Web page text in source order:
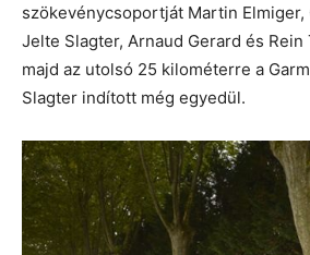
szökevénycsoportját Martin Elmiger,
Jelte Slagter, Arnaud Gerard és Rein
majd az utolsó 25 kilométerre a
Slagter indított még egyedül.